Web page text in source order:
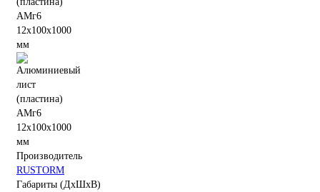
Производитель
RUSTORM
Габариты (ДхШхВ)